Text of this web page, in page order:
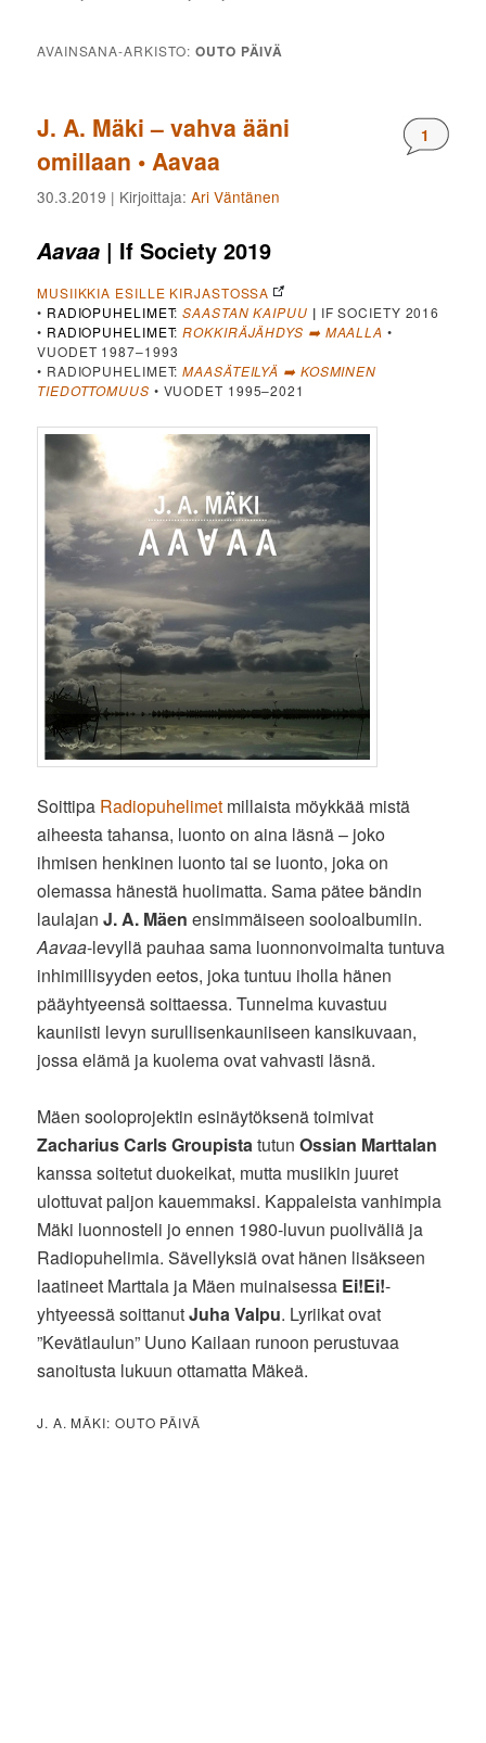
AVAINSANA-ARKISTO:OUTO PÄIVÄ
J. A. Mäki – vahva ääni
omillaan • Aavaa
1
30.3.2019 | Kirjoittaja:Ari Väntänen
Aavaa | If Society 2019
MUSIIKKIA ESILLE KIRJASTOSSA
• RADIOPUHELIMET:SAASTAN KAIPUU | IF SOCIETY 2016
• RADIOPUHELIMET:ROKKIRÄJÄHDYS ➡️ MAALLA •
VUODET 1987–1993
• RADIOPUHELIMET:MAASÄTEILYÄ ➡️ KOSMINEN
TIEDOTTOMUUS • VUODET 1995–2021
Soittipa Radiopuhelimet millaista möykkää mistä
aiheesta tahansa, luonto on aina läsnä – joko
ihmisen henkinen luonto tai se luonto, joka on
olemassa hänestä huolimatta. Sama pätee bändin
laulajanJ. A. Mäen ensimmäiseen sooloalbumiin.
Aavaa-levyllä pauhaa sama luonnonvoimalta tuntuva
inhimillisyyden eetos, joka tuntuu iholla hänen
pääyhtyeensä soittaessa. Tunnelma kuvastuu
kauniisti levyn surullisenkauniiseen kansikuvaan,
jossa elämä ja kuolema ovat vahvasti läsnä.
Mäen sooloprojektin esinäytöksenä toimivat
Zacharius Carls Groupista tutunOssian Marttalan
kanssa soitetut duokeikat, mutta musiikin juuret
ulottuvat paljon kauemmaksi. Kappaleista vanhimpia
Mäki luonnosteli jo ennen 1980-luvun puoliväliä ja
Radiopuhelimia. Sävellyksiä ovat hänen lisäkseen
laatineet Marttala ja Mäen muinaisessa Ei!Ei!-
yhtyeessä soittanutJuha Valpu. Lyriikat ovat
”Kevätlaulun” Uuno Kailaan runoon perustuvaa
sanoitusta lukuun ottamatta Mäkeä.
J. A. MÄKI: OUTO PÄIVÄ